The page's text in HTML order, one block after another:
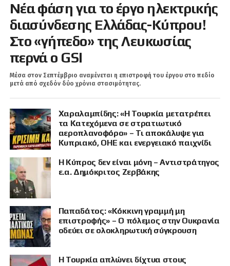
Νέα φάση για το έργο ηλεκτρικής
διασύνδεσης Ελλάδας-Κύπρου!
Στο «γήπεδο» της Λευκωσίας
περνά ο GSI
Μέσα στον Σεπτέμβριο αναμένεται η επιστροφή του έργου στο πεδίο
μετά από σχεδόν δύο χρόνια στασιμότητας.
Χαραλαμπίδης: «Η Τουρκία μετατρέπει
τα Κατεχόμενα σε στρατιωτικό
αεροπλανοφόρο» – Τι αποκάλυψε για
Κυπριακό, ΟΗΕ και ενεργειακό παιχνίδι
Η Κύπρος δεν είναι μόνη – Αντιστράτηγος
ε.α. Δημόκριτος Ζερβάκης
Παπαδάτος: «Κόκκινη γραμμή μη
επιστροφής» – Ο πόλεμος στην Ουκρανία
οδεύει σε ολοκληρωτική σύγκρουση
Η Τουρκία απλώνει δίχτυα στους